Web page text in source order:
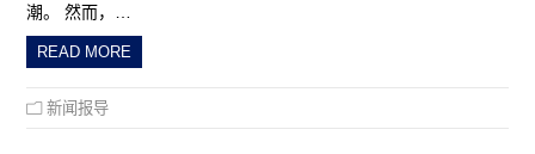
潮。 然而，…
READ MORE
新闻报导